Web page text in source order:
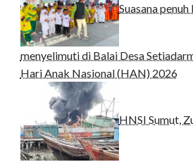
Suasana
menyelimuti di Balai Desa
Hari Anak Nasional (HAN) 2026
HNSI Sumut,